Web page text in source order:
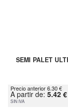
SEMI PALET
Precio anterior 6.30 €
A partir de: 5.42 €
SIN IVA